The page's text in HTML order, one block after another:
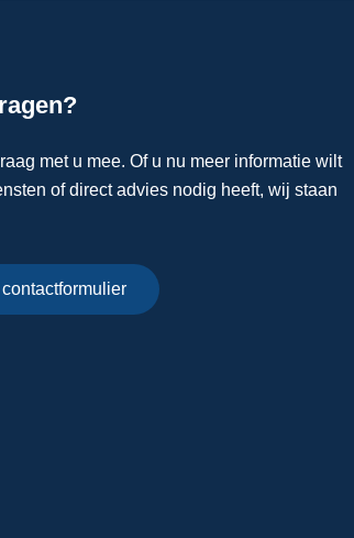
met u mee. Of u nu meer informatie wilt
of direct advies nodig heeft, wij staan